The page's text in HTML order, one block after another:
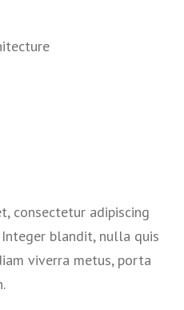
consectetur adipiscing
blandit, nulla quis
viverra metus, porta